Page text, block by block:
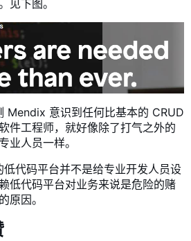
见下图。
意识到任何比基本的 CRUD
件工程师，就好像除了打气之外的
业人员一样。
码平台并不是给专业开发人员设
低代码平台对业务来说是危险的赌
原因。